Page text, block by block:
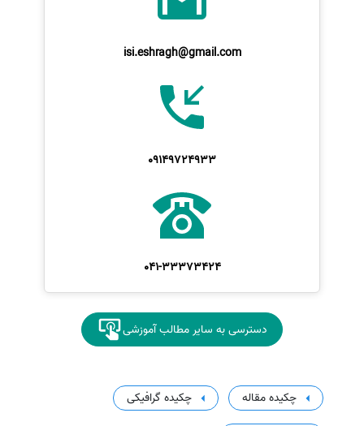
isi.eshragh@gmail.com
09149724933
041-33373424
دسترسی به سایر مطالب آموزشی
چکیده مقاله چکیده گرافیکی